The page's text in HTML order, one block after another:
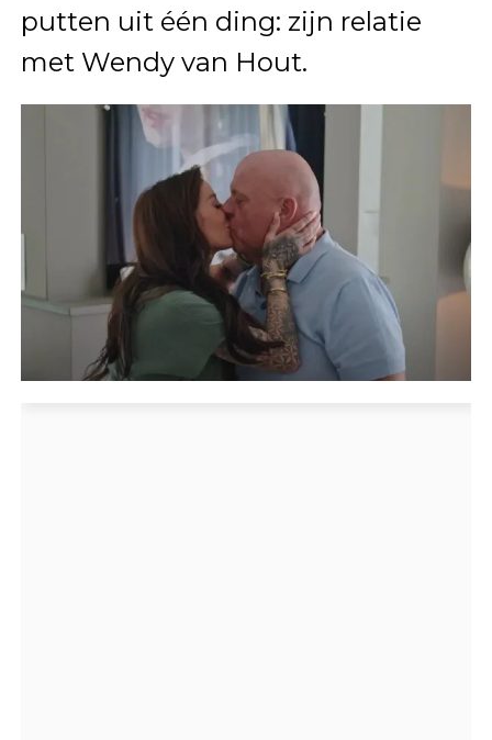
putten uit één ding: zijn relatie
met Wendy van Hout.